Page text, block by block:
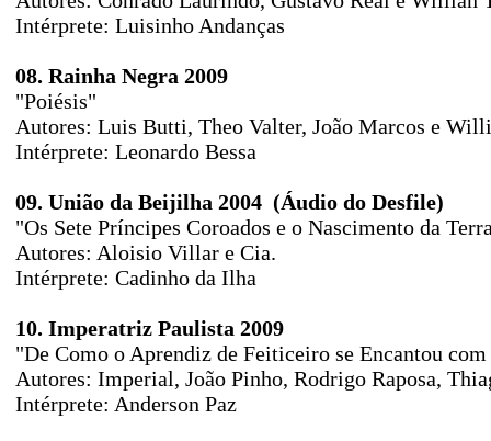
Intérprete: Luisinho Andanças
08. Rainha Negra 2009
"Poiésis"
Autores: Luis Butti, Theo Valter, João Marcos e
Intérprete: Leonardo Bessa
09. União da Beijilha 2004 (Áudio do Desfile)
"Os Sete Príncipes Coroados e o Nascimento da
Autores: Aloisio Villar e Cia.
Intérprete: Cadinho da Ilha
10. Imperatriz Paulista 2009
"De Como o Aprendiz de Feiticeiro se Encantou
Autores: Imperial, João Pinho, Rodrigo Raposa,
Intérprete: Anderson Paz